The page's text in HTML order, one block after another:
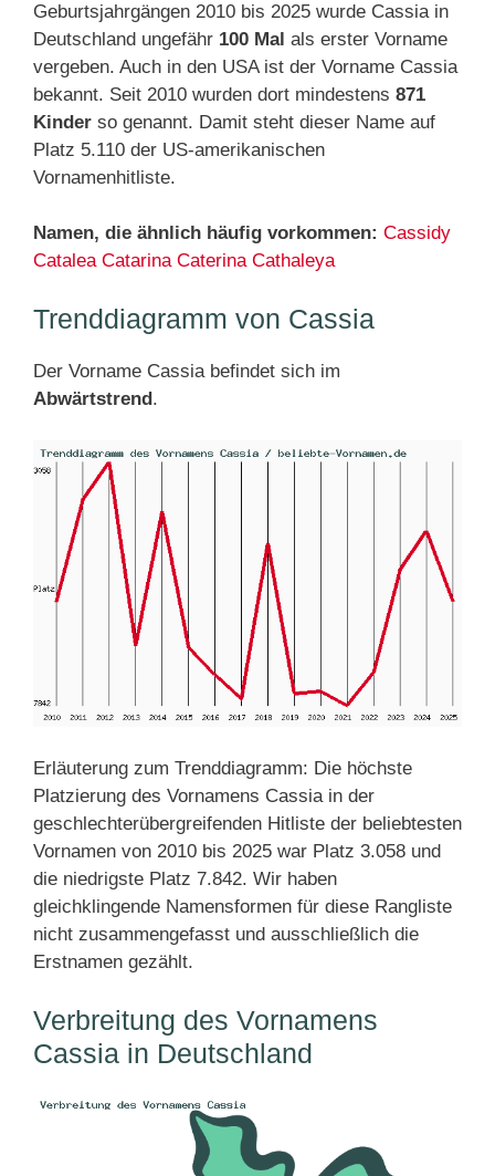
Geburtsjahrgängen 2010 bis 2025 wurde Cassia in
Deutschland ungefähr 100 Mal als erster Vorname
vergeben. Auch in den USA ist der Vorname Cassia
bekannt. Seit 2010 wurden dort mindestens 871
Kinder so genannt. Damit steht dieser Name auf
Platz 5.110 der US-amerikanischen
Vornamenhitliste.
Namen, die ähnlich häufig vorkommen: Cassidy
Catalea Catarina Caterina Cathaleya
Trenddiagramm von Cassia
Der Vorname Cassia befindet sich im
Abwärtstrend.
Erläuterung zum Trenddiagramm: Die höchste
Platzierung des Vornamens Cassia in der
geschlechterübergreifenden Hitliste der beliebtesten
Vornamen von 2010 bis 2025 war Platz 3.058 und
die niedrigste Platz 7.842. Wir haben
gleichklingende Namensformen für diese Rangliste
nicht zusammengefasst und ausschließlich die
Erstnamen gezählt.
Verbreitung des Vornamens
Cassia in Deutschland